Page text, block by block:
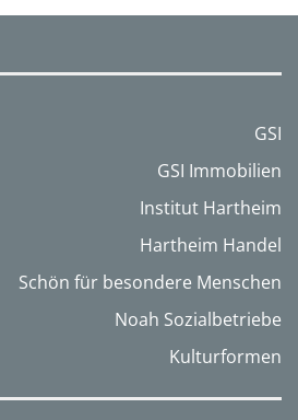
GSI
GSI Immobilien
Institut Hartheim
Hartheim Handel
Schön für besondere Menschen
Noah Sozialbetriebe
Kulturformen